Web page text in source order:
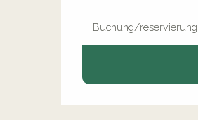
Buchung/reservierung